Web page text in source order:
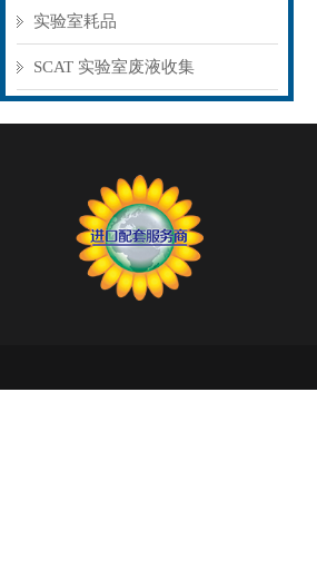
实验室耗品
SCAT 实验室废液收集